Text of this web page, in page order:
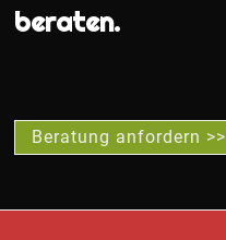
beraten.
Beratung anfordern >>